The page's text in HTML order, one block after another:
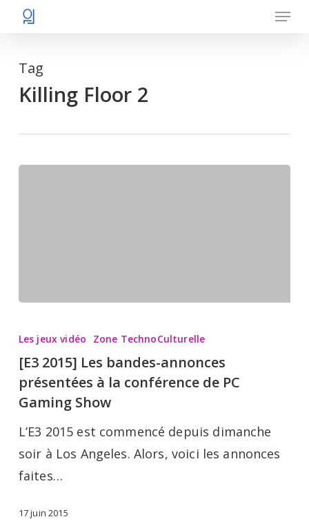
Skip
content
Menu
Tag
Killing Floor 2
2015]
Les
bandes-
annonces
présentées
la
de
Les jeux vidéo Zone TechnoCulturelle
[E3 2015] Les bandes-annonces
présentées à la conférence de PC
Gaming Show
L’E3 2015 est commencé depuis dimanche
soir à Los Angeles. Alors, voici les annonces
faites…
17 juin 2015